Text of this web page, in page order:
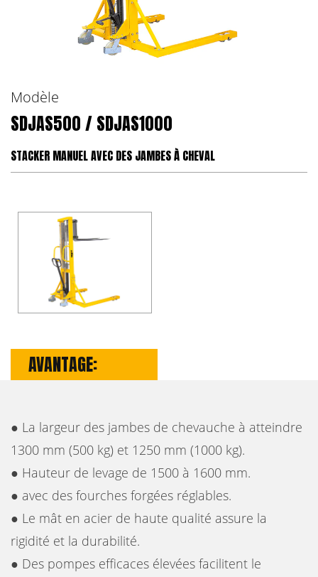
Modèle
SDJAS500 / SDJAS1000
STACKER MANUEL AVEC DES JAMBES À CHEVAL
AVANTAGE:
● La largeur des jambes de chevauche à atteindre
1300 mm (500 kg) et 1250 mm (1000 kg).
● Hauteur de levage de 1500 à 1600 mm.
● avec des fourches forgées réglables.
● Le mât en acier de haute qualité assure la
rigidité et la durabilité.
● Des pompes efficaces élevées facilitent le